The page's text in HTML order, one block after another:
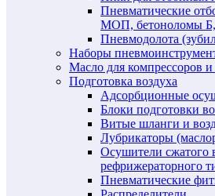
Пневматические
МОП, бетоноломы
Пневмодолота
Наборы
Масло для компрессоров
Подготовка воздуха
Адсорбционные
Блоки подготовки
Витые шланги и
Лубрикаторы
Осушители сжатого
рефрижераторного
Пневматические